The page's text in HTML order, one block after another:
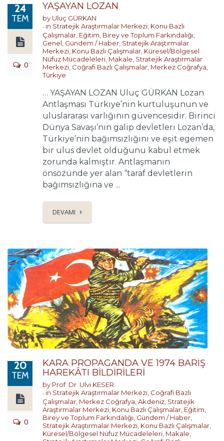
24
TEM
0
YAŞAYAN LOZAN
by Uluç GÜRKAN
in Stratejik Araştırmalar Merkezi Konu Bazlı
Çalışmalar Eğitim, Birey ve Toplum Farkındalığı
Genel Gündem / Haber Stratejik Araştırmalar
Merkezi Konu Bazlı Çalışmalar Küresel/Bölgesel
Nüfuz Mücadeleleri Makale Stratejik Araştırmalar
Merkezi Coğrafi Bazlı Çalışmalar Merkez Coğrafya
Türkiye
… YAŞAYAN LOZAN Uluç GÜRKAN Lozan
Antlaşması Türkiye’nin kurtuluşunun ve
uluslararası varlığının güvencesidir. Birinci
Dünya Savaşı’nın galip devletleri Lozan’da,
Türkiye’nin bağımsızlığını ve eşit egemen
bir ulus devlet olduğunu kabul etmek
zorunda kalmıştır. Antlaşmanın
önsözünde yer alan “taraf devletlerin
bağımsızlığına ve ...
DEVAMI
20
TEM
0
KARA PROPAGANDA VE 1974 BARIŞ
HAREKÂTI BİLDİRİLERİ
by Prof. Dr. Ulvi KESER
in Stratejik Araştırmalar Merkezi Coğrafi Bazlı
Çalışmalar Merkez Coğrafya Akdeniz Stratejik
Araştırmalar Merkezi Konu Bazlı Çalışmalar Eğitim,
Birey ve Toplum Farkındalığı Gündem / Haber
Stratejik Araştırmalar Merkezi Konu Bazlı Çalışmalar
Küresel/Bölgesel Nüfuz Mücadeleleri Makale